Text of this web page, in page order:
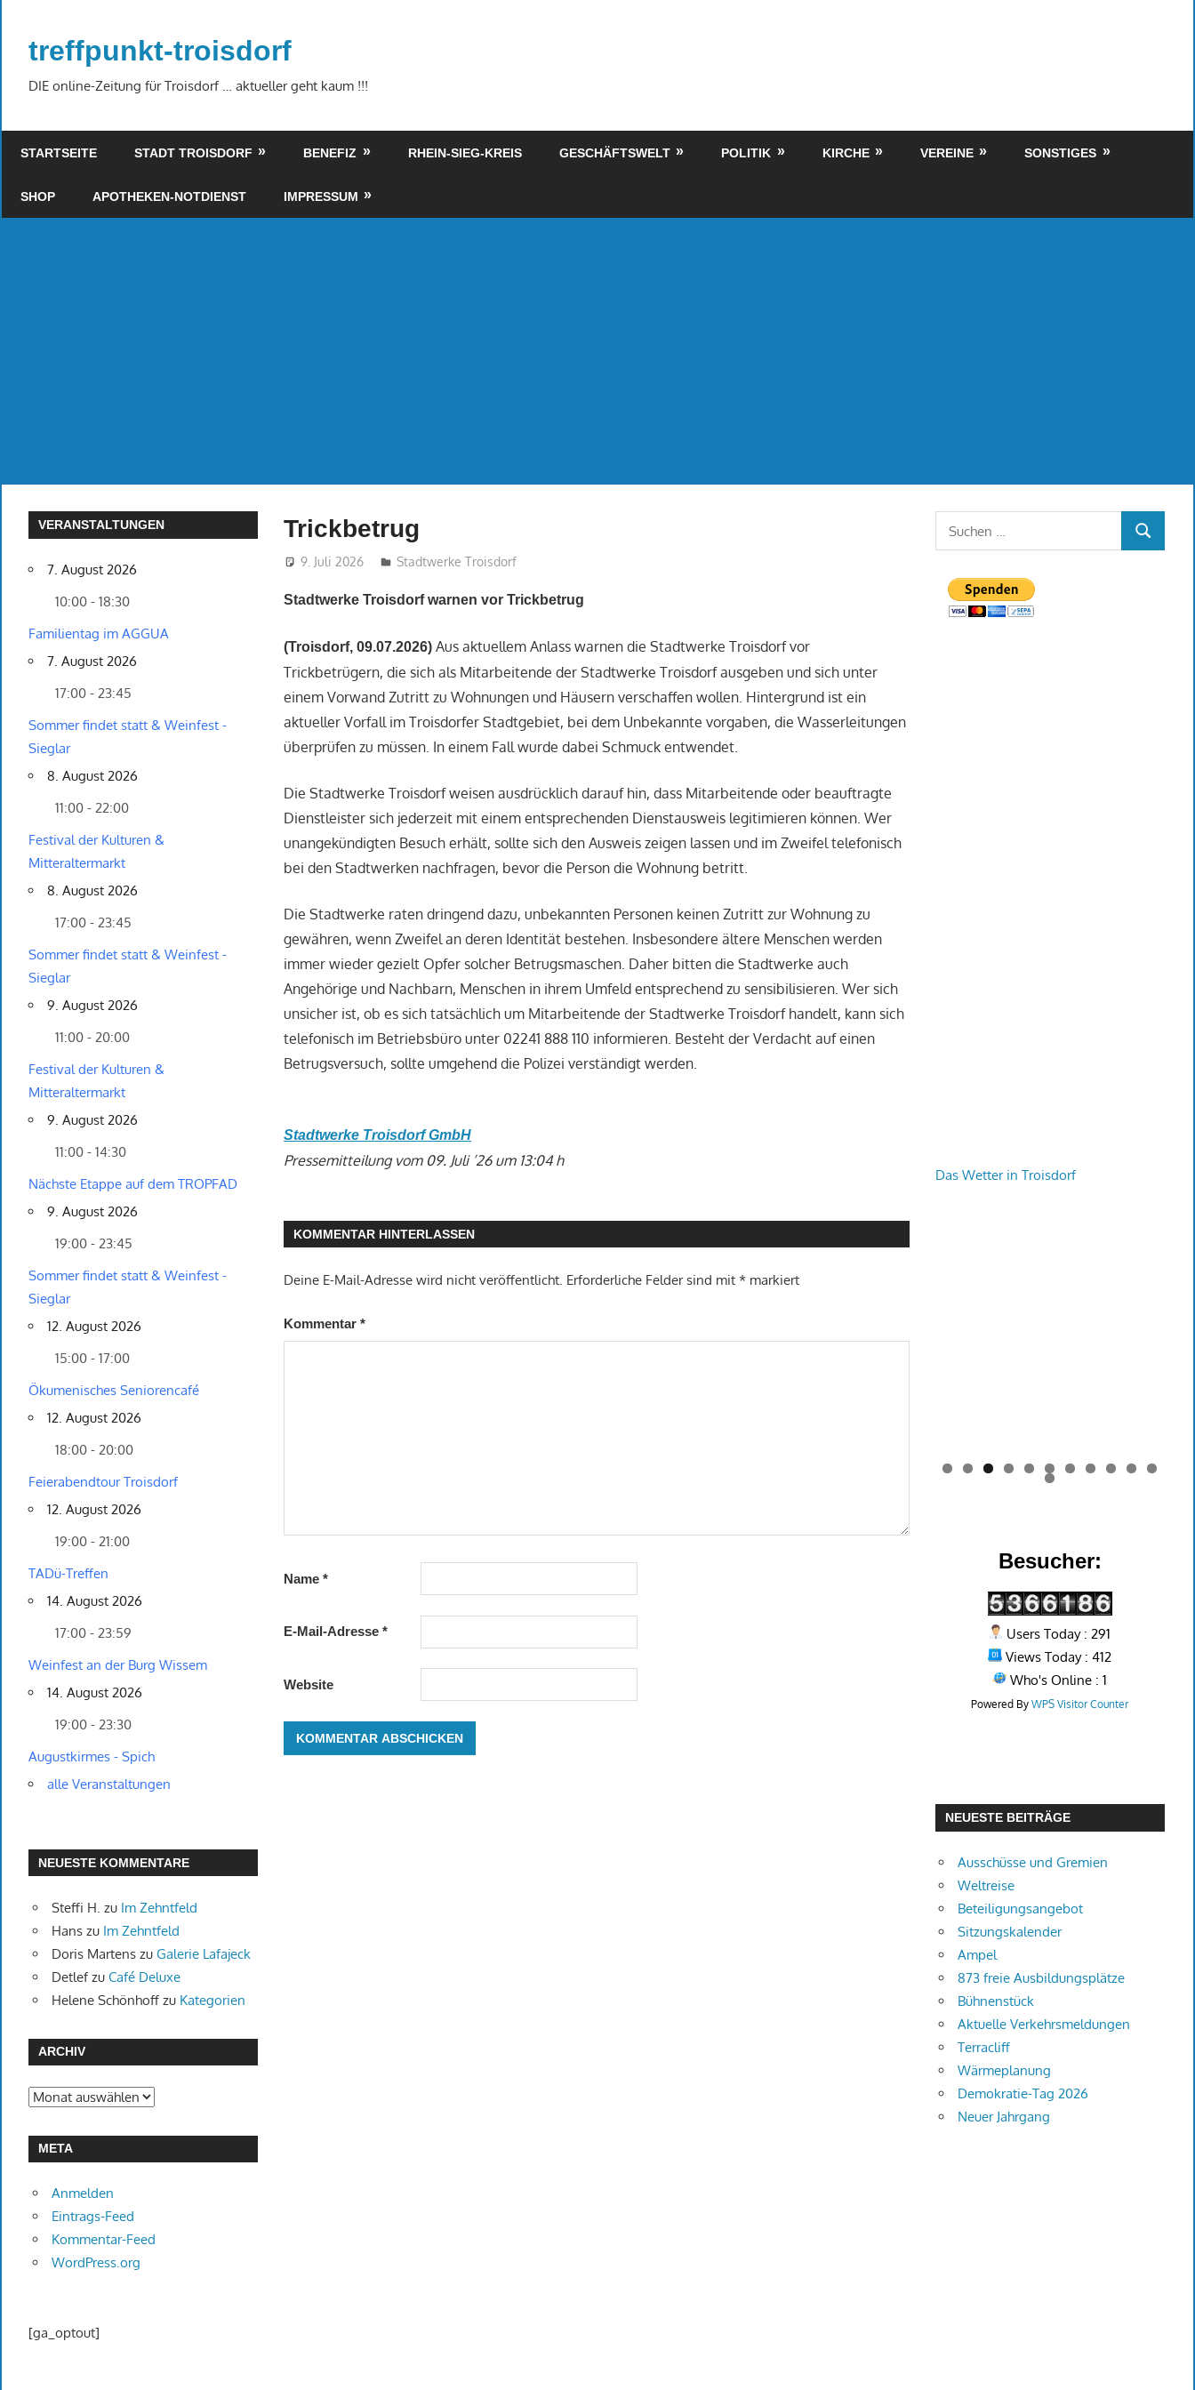
springen
treffpunkt-troisdorf
DIE online-Zeitung für Troisdorf … aktueller geht kaum !!!
STARTSEITE STADT TROISDORF BENEFIZ RHEIN-SIEG-KREIS GESCHÄFTSWELT POLITIK KIRCHE VEREINE SONSTIGES
SHOP APOTHEKEN-NOTDIENST IMPRESSUM
Trickbetrug
9. Juli 2026 treffpunkt
Stadtwerke Troisdorf
Stadtwerke Troisdorf warnen vor Trickbetrug
(Troisdorf, 09.07.2026)Aus aktuellem Anlass warnen die Stadtwerke Troisdorf vor
Trickbetrügern, die sich als Mitarbeitende der Stadtwerke Troisdorf ausgeben und sich unter
einem Vorwand Zutritt zu Wohnungen und Häusern verschaffen wollen. Hintergrund ist ein
aktueller Vorfall im Troisdorfer Stadtgebiet, bei dem Unbekannte vorgaben, die Wasserleitungen
überprüfen zu müssen. In einem Fall wurde dabei Schmuck entwendet.
Die Stadtwerke Troisdorf weisen ausdrücklich darauf hin, dass Mitarbeitende oder beauftragte
Dienstleister sich jederzeit mit einem entsprechenden Dienstausweis legitimieren können. Wer
unangekündigten Besuch erhält, sollte sich den Ausweis zeigen lassen und im Zweifel telefonisch
bei den Stadtwerken nachfragen, bevor die Person die Wohnung betritt.
Die Stadtwerke raten dringend dazu, unbekannten Personen keinen Zutritt zur Wohnung zu
gewähren, wenn Zweifel an deren Identität bestehen. Insbesondere ältere Menschen werden
immer wieder gezielt Opfer solcher Betrugsmaschen. Daher bitten die Stadtwerke auch
Angehörige und Nachbarn, Menschen in ihrem Umfeld entsprechend zu sensibilisieren. Wer sich
unsicher ist, ob es sich tatsächlich um Mitarbeitende der Stadtwerke Troisdorf handelt, kann sich
telefonisch im Betriebsbüro unter 02241 888 110 informieren. Besteht der Verdacht auf einen
Betrugsversuch, sollte umgehend die Polizei verständigt werden.
Stadtwerke Troisdorf GmbH
Pressemitteilung vom 09. Juli ’26 um 13:04 h
KOMMENTAR HINTERLASSEN
Deine E-Mail-Adresse wird nicht veröffentlicht. Erforderliche Felder sind mit* markiert
Kommentar*
Name*
E-Mail-Adresse*
Website
VERANSTALTUNGEN
7. August 2026
10:00 - 18:30
Familientag im AGGUA
7. August 2026
17:00 - 23:45
Sommer findet statt & Weinfest -
Sieglar
8. August 2026
11:00 - 22:00
Festival der Kulturen &
Mitteraltermarkt
8. August 2026
17:00 - 23:45
Sommer findet statt & Weinfest -
Sieglar
9. August 2026
11:00 - 20:00
Festival der Kulturen &
Mitteraltermarkt
9. August 2026
11:00 - 14:30
Nächste Etappe auf dem TROPFAD
9. August 2026
19:00 - 23:45
Sommer findet statt & Weinfest -
Sieglar
12. August 2026
15:00 - 17:00
Ökumenisches Seniorencafé
12. August 2026
18:00 - 20:00
Feierabendtour Troisdorf
12. August 2026
19:00 - 21:00
TADü-Treffen
14. August 2026
17:00 - 23:59
Weinfest an der Burg Wissem
14. August 2026
19:00 - 23:30
Augustkirmes - Spich
alle Veranstaltungen
NEUESTE KOMMENTARE
Steffi H. zu Im Zehntfeld
Hanszu Im Zehntfeld
Doris Martenszu Galerie Lafajeck
Detlefzu Café Deluxe
Helene Schönhoffzu Kategorien
ARCHIV
Archiv
META
Anmelden
Eintrags-Feed
Kommentar-Feed
WordPress.org
[ga_optout]
SUCHEN
Das Wetter in Troisdorf
0 1
2
Besucher:
Users Today : 291
Views Today : 412
Who's Online : 1
Powered ByWPS Visitor Counter
NEUESTE BEITRÄGE
Ausschüsse und Gremien
Weltreise
Beteiligungsangebot
Sitzungskalender
Ampel
873 freie Ausbildungsplätze
Bühnenstück
Aktuelle Verkehrsmeldungen
Terracliff
Wärmeplanung
Demokratie-Tag 2026
Neuer Jahrgang